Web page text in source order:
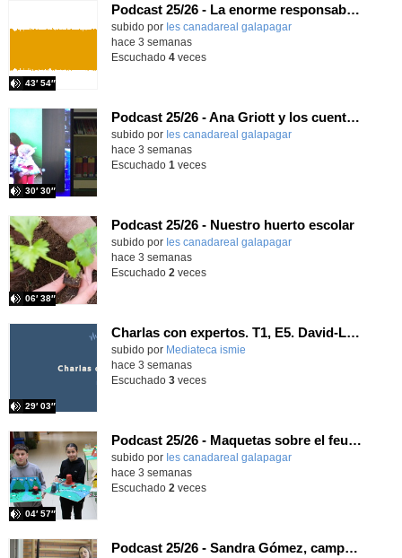
Podcast 25/26 - La enorme responsabilidad de ser juez
subido por Ies canadareal galapagar
43′ 54″
-
hace 3 semanas
Escuchado 4veces
Podcast 25/26 - Ana Griott y los cuentos de las voces olvidadas
subido por Ies canadareal galapagar
30′ 30″
-
hace 3 semanas
Escuchado 1 veces
Podcast 25/26 - Nuestro huerto escolar
subido por Ies canadareal galapagar
06′ 38″
-
hace 3 semanas
Escuchado 2 veces
Charlas con expertos. T1, E5. David-Li Ilundáin Reviriego
subido por Mediateca ismie
29′ 03″
hace 3 semanas
Escuchado 3veces
Podcast 25/26 - Maquetas sobre el feudalismo
subido por Ies canadareal galapagar
04′ 57″
-
hace 3 semanas
Escuchado 2 veces
Podcast 25/26 - Sandra Gómez, campeona de Enduro